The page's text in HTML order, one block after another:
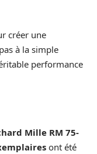
créer une
à la simple
performance
Mille RM 75-
ont été